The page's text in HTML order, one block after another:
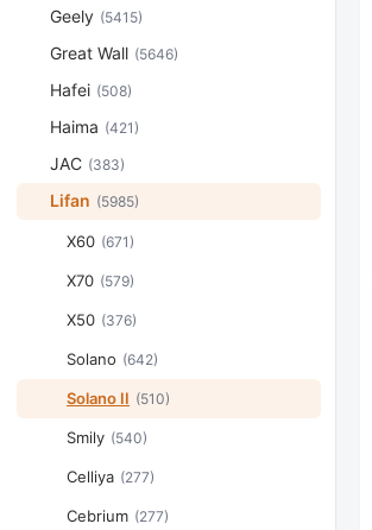
Geely (5415)
Great Wall (5646)
Hafei (508)
Haima (421)
JAC (383)
Lifan (5985)
X60 (671)
X70 (579)
X50 (376)
Solano (642)
Solano II (510)
Smily (540)
Celliya (277)
Cebrium (277)